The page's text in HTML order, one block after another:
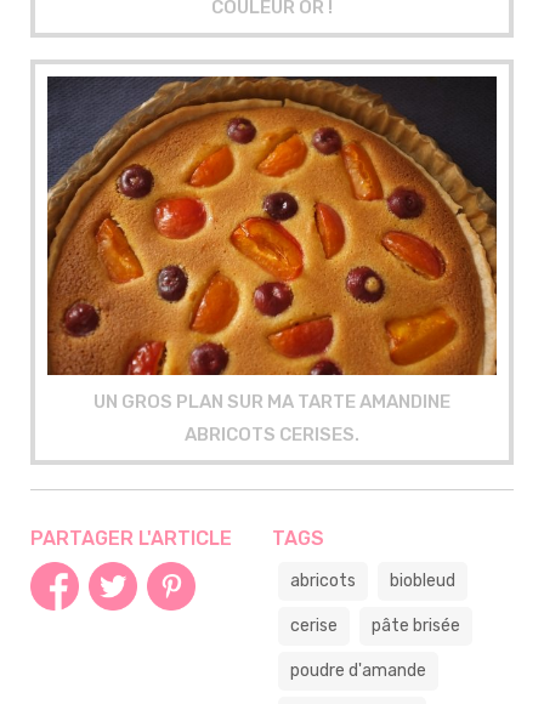
COULEUR OR !
UN GROS PLAN SUR MA TARTE AMANDINE
ABRICOTS CERISES.
PARTAGER L'ARTICLE TAGS
abricots biobleud
cerise pâte brisée
poudre d'amande